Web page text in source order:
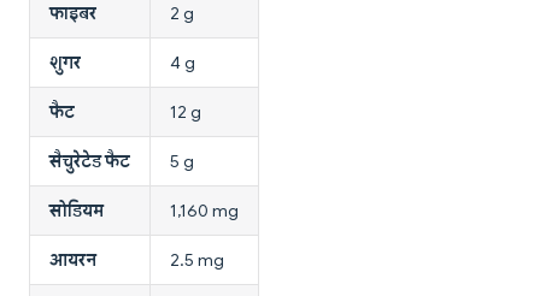
फाइबर 2 g
शुगर 4 g
फैट 12 g
सैचुरेटेड फैट 5 g
सोडियम 1,160 mg
आयरन 2.5 mg